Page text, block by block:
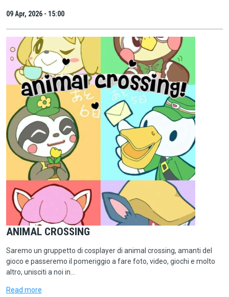
09 Apr, 2026 - 15:00
ANIMAL CROSSING
Saremo un gruppetto di cosplayer di animal crossing, amanti del
gioco e passeremo il pomeriggio a fare foto, video, giochi e molto
altro, unisciti a noi in…
Read more